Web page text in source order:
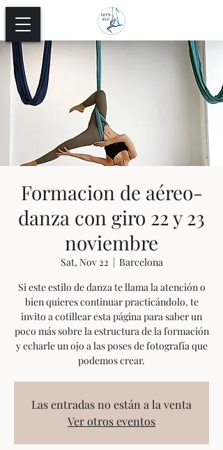
Formacion de aéreo-
danza con giro 22 y 23
noviembre
Sat, Nov 22
  |
Barcelona
Si este estilo de danza te llama la atención o
bien quieres continuar practicándolo, te
invito a cotillear esta página para saber un
poco más sobre la estructura de la formación
y echarle un ojo a las poses de fotografía que
podemos crear.
Las entradas no están a la venta
Ver otros eventos